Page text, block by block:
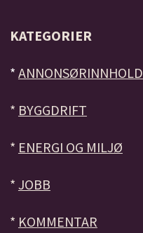
KATEGORIER
* ANNONSØRINNHOLD
* BYGGDRIFT
* ENERGI OG MILJØ
* JOBB
* KOMMENTAR